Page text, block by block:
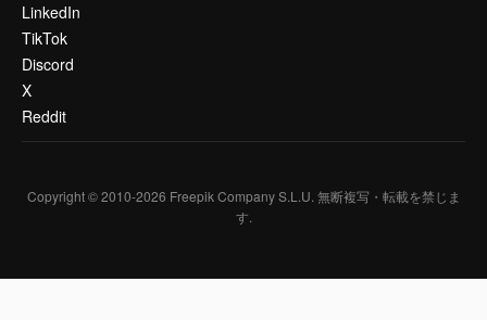
LinkedIn
TikTok
Discord
X
Reddit
Copyright © 2010-2026 Freepik Company S.L.U. 無断複写・転載を禁じま
す.